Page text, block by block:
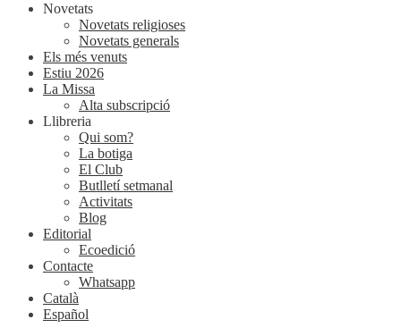
Novetats
Novetats religioses
Novetats generals
Els més venuts
Estiu 2026
La Missa
Alta subscripció
Llibreria
Qui som?
La botiga
El Club
Butlletí setmanal
Activitats
Blog
Editorial
Ecoedició
Contacte
Whatsapp
Català
Español